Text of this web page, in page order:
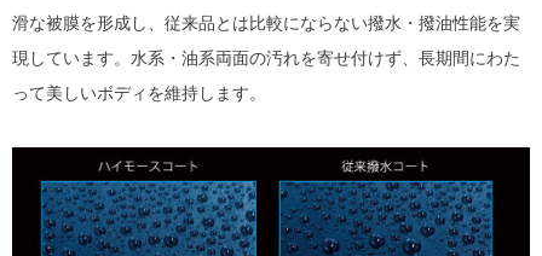
滑な被膜を形成し、従来品とは比較にならない撥水・撥油性能を実
現しています。水系・油系両面の汚れを寄せ付けず、長期間にわた
って美しいボディを維持します。